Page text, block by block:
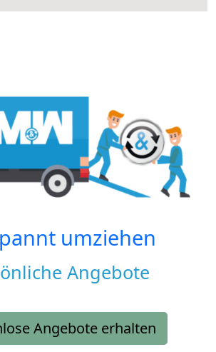
umziehen
Angebote
Angebote erhalten